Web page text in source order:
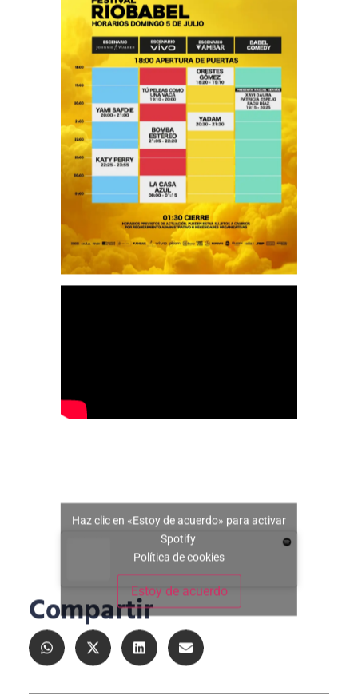
Haz clic en «Estoy de acuerdo» para activar
Spotify
Política de cookies
Estoy de acuerdo
Compartir